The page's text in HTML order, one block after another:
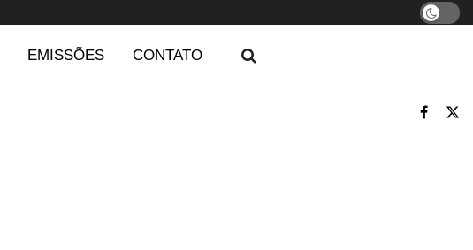
EMISSÕES CONTATO